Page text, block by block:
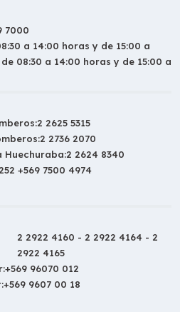
7000
a 14:00 horas y de 15:00 a
08:30 a 14:00 horas y de 15:00 a
2 2625 5315
2 2736 2070
Huechuraba:2 2624 8340
+569 7500 4974
2 2922 4160 - 2 2922 4164 - 2
2922 4165
+569 96070 012
+569 9607 00 18